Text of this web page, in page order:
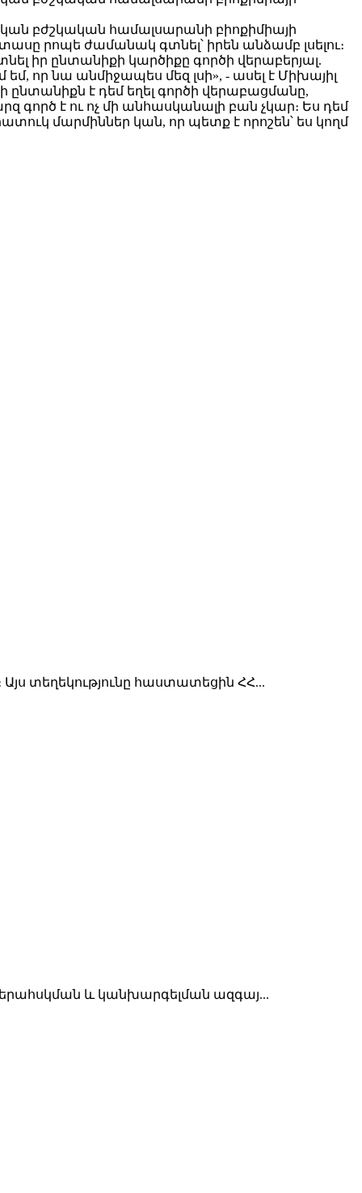
բժշկական համալսարանի բիոքիմիայի
րոպե ժամանակ գտնել՝ իրեն անձամբ լսելու։
իր ընտանիքի կարծիքը գործի վերաբերյալ.
որ նա անմիջապես մեզ լսի», - ասել է Միխայիլ
է դեմ եղել գործի վերաբացմանը,
գործ է ու ոչ մի անհասկանալի բան չկար։ Ես դեմ
մարմիններ կան, որ պետք է որոշեն՝ ես կողմ
տեղեկությունը հաստատեցին ՀՀ...
և կանխարգելման ազգայ...